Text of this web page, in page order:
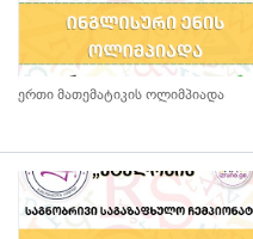
ერთი მათემატიკის ოლიმპიადა